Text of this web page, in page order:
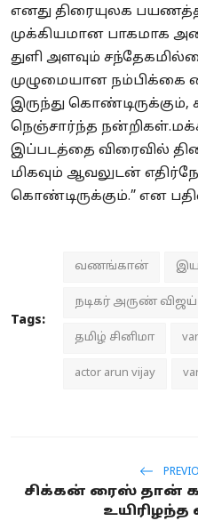
எனது திரையுலக
முக்கியமான பாகமாக
துளி அளவும்
முழுமையான நம்பிக்கை
இருந்து கொண்டிருக்கும்,
நெஞ்சார்ந்த
இப்படத்தை விரைவில்
மிகவும் ஆவலுடன்
கொண்டிருக்கும்.” என
Tags:
வணங்கான்
நடிகர் அருண் விஜய்
தமிழ் சினிமா
actor arun vijay
சிக்கன் ரைஸ் தான்